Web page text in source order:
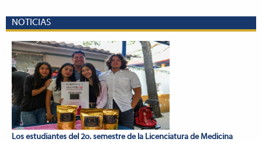
NOTICIAS
Los estudiantes del 2o. semestre de la Licenciatura de Medicina